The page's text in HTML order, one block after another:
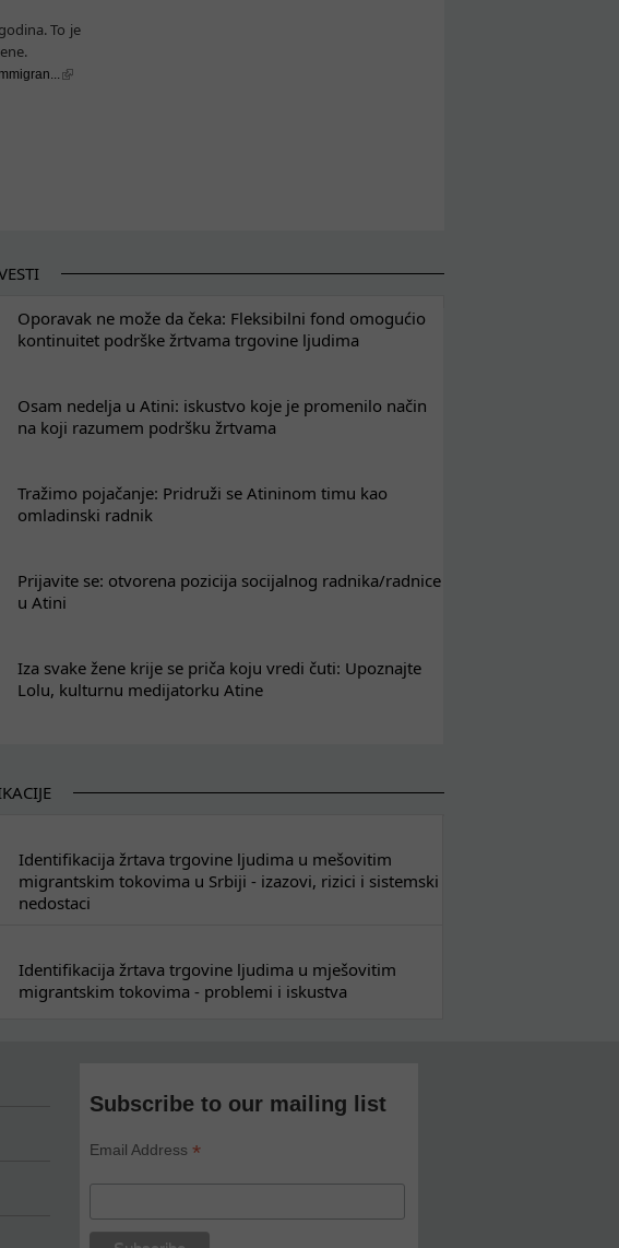
To je
Oporavak ne može da čeka: Fleksibilni fond omogućio
kontinuitet podrške žrtvama trgovine ljudima
Osam nedelja u Atini: iskustvo koje je promenilo način
na koji razumem podršku žrtvama
Tražimo pojačanje: Pridruži se Atininom timu kao
omladinski radnik
Prijavite se: otvorena pozicija socijalnog radnika/radnice
u Atini
Iza svake žene krije se priča koju vredi čuti: Upoznajte
Lolu, kulturnu medijatorku Atine
Identifikacija žrtava trgovine ljudima u mešovitim
migrantskim tokovima u Srbiji - izazovi, rizici i sistemski
nedostaci
Identifikacija žrtava trgovine ljudima u mješovitim
migrantskim tokovima - problemi i iskustva
Subscribe to our mailing list
Email Address*